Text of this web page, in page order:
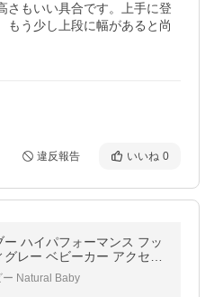
さもいい具合です。上手に登
もう少し上段に幅があると尚
違反報告 いいね 0
ハイパフォーマンス フッ
グレー ベビーカー アクセサ
Natural Baby